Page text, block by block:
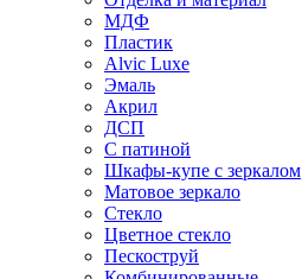
МДФ
Пластик
Alvic Luxe
Эмаль
Акрил
ДСП
С патиной
Шкафы-купе с зеркалом
Матовое зеркало
Стекло
Цветное стекло
Пескоструй